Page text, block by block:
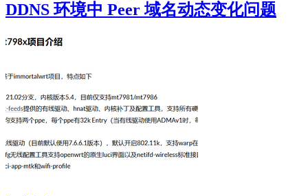
DDNS 环境中 Peer 域名动态变化问题